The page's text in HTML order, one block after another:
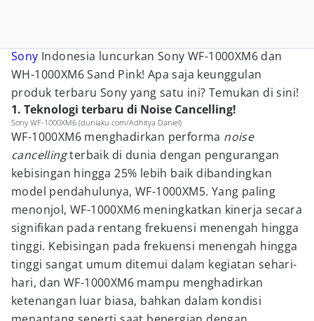
Sony Indonesia luncurkan Sony WF-1000XM6 dan
WH-1000XM6 Sand Pink! Apa saja keunggulan
produk terbaru Sony yang satu ini? Temukan di sini!
1. Teknologi terbaru di Noise Cancelling!
Sony WF-1000XM6 (duniaku.com/Adhitya Daniel)
WF-1000XM6 menghadirkan performa noise
cancellingterbaik di dunia dengan pengurangan
kebisingan hingga 25% lebih baik dibandingkan
model pendahulunya, WF-1000XM5. Yang paling
menonjol, WF-1000XM6 meningkatkan kinerja secara
signifikan pada rentang frekuensi menengah hingga
tinggi. Kebisingan pada frekuensi menengah hingga
tinggi sangat umum ditemui dalam kegiatan sehari-
hari, dan WF-1000XM6 mampu menghadirkan
ketenangan luar biasa, bahkan dalam kondisi